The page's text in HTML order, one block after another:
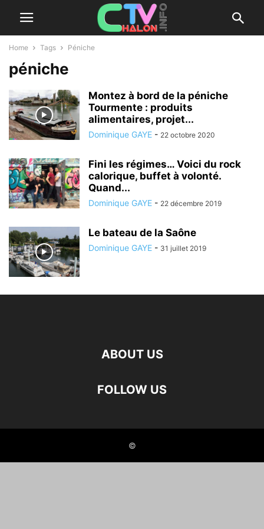
Home Tags Péniche
péniche
Montez à bord de la péniche
Tourmente : produits
alimentaires, projet...
Dominique GAYE - 22 octobre 2020
Fini les régimes… Voici du rock
calorique, buffet à volonté.
Quand...
Dominique GAYE - 22 décembre 2019
Le bateau de la Saône
Dominique GAYE - 31 juillet 2019
ABOUT US
FOLLOW US
©